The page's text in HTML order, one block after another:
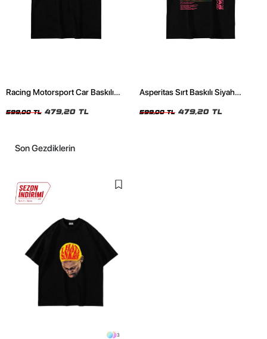
Racing Motorsport Car Baskılı
599,00 TL 479,20 TL
Asperitas Sırt Baskılı Siyah
599,00 TL 479,20 TL
Son Gezdiklerin
3